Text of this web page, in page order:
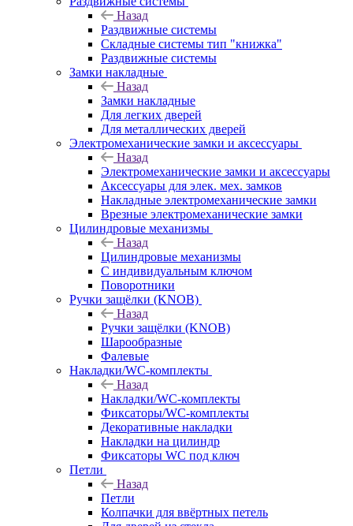
Назад
Раздвижные системы
Складные системы тип "книжка"
Раздвижные системы
Замки накладные
Назад
Замки накладные
Для легких дверей
Для металлических дверей
Электромеханические замки и аксессуары
Назад
Электромеханические замки и аксессуары
Аксессуары для элек. мех. замков
Накладные электромеханические замки
Врезные электромеханические замки
Цилиндровые механизмы
Назад
Цилиндровые механизмы
С индивидуальным ключом
Поворотники
Ручки защёлки (KNOB)
Назад
Ручки защёлки (KNOB)
Шарообразные
Фалевые
Накладки/WC-комплекты
Назад
Накладки/WC-комплекты
Фиксаторы/WC-комплекты
Декоративные накладки
Накладки на цилиндр
Фиксаторы WC под ключ
Петли
Назад
Петли
Колпачки для ввёртных петель